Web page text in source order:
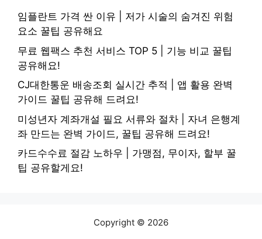
임플란트 가격 싼 이유 | 저가 시술의 숨겨진 위험
요소 꿀팁 공유해요
무료 웹팩스 추천 서비스 TOP 5 | 기능 비교 꿀팁
공유해요!
CJ대한통운 배송조회 실시간 추적 | 앱 활용 완벽
가이드 꿀팁 공유해 드려요!
미성년자 계좌개설 필요 서류와 절차 | 자녀 은행계
좌 만드는 완벽 가이드, 꿀팁 공유해 드려요!
카드수수료 절감 노하우 | 가맹점, 무이자, 할부 꿀
팁 공유할게요!
Copyright © 2026